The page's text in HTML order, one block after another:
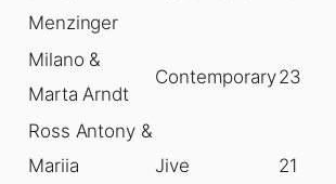
Menzinger
Milano &
Marta Arndt
Contemporary23
Ross Antony &
Mariia
Jive 21